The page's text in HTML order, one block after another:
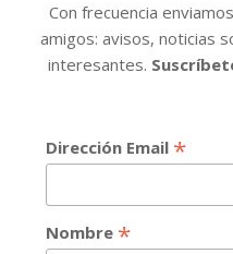
Con frecuencia
amigos: avisos, noticias
interesantes.
Dirección Email *
Nombre *